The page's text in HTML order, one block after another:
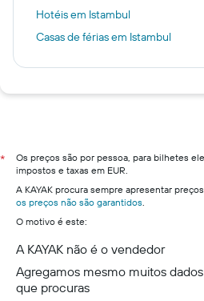
Hotéis em Istambul
Casas de férias em Istambul
*
Os preços são por pessoa, para bilhetes
impostos e taxas em EUR.
A KAYAK procura sempre apresentar
os preços não são garantidos.
O motivo é este:
A KAYAK não é o vendedor
Agregamos mesmo muitos
que procuras